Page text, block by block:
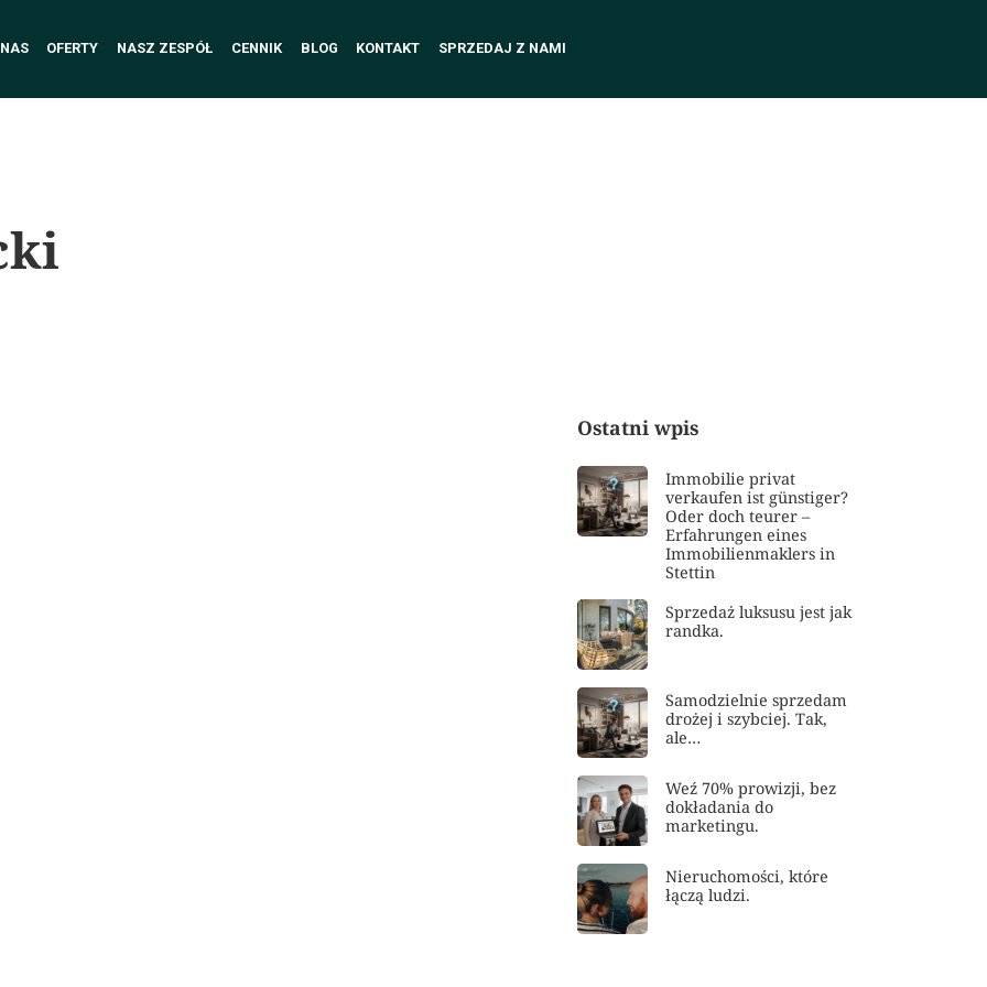
OFERTY NASZ ZESPÓŁ CENNIK BLOG KONTAKT SPRZEDAJ Z NAMI
Ostatni wpis
Immobilie privat
verkaufen ist günstiger?
Oder doch teurer –
Erfahrungen eines
Immobilienmaklers in
Stettin
Sprzedaż luksusu jest jak
randka.
Samodzielnie sprzedam
drożej i szybciej. Tak,
ale…
Weź 70% prowizji, bez
dokładania do
marketingu.
Nieruchomości, które
łączą ludzi.